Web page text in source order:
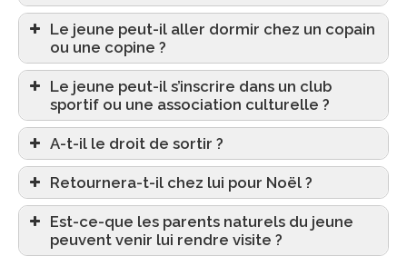
Le jeune peut-il aller dormir chez un copain
ou une copine ?
Le jeune peut-il s’inscrire dans un club
sportif ou une association culturelle ?
A-t-il le droit de sortir ?
Retournera-t-il chez lui pour Noël ?
Est-ce-que les parents naturels du jeune
peuvent venir lui rendre visite ?